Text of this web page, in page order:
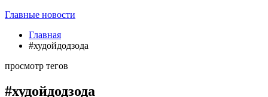
Главные новости
Главная
#худойдодзода
просмотр тегов
#худойдодзода